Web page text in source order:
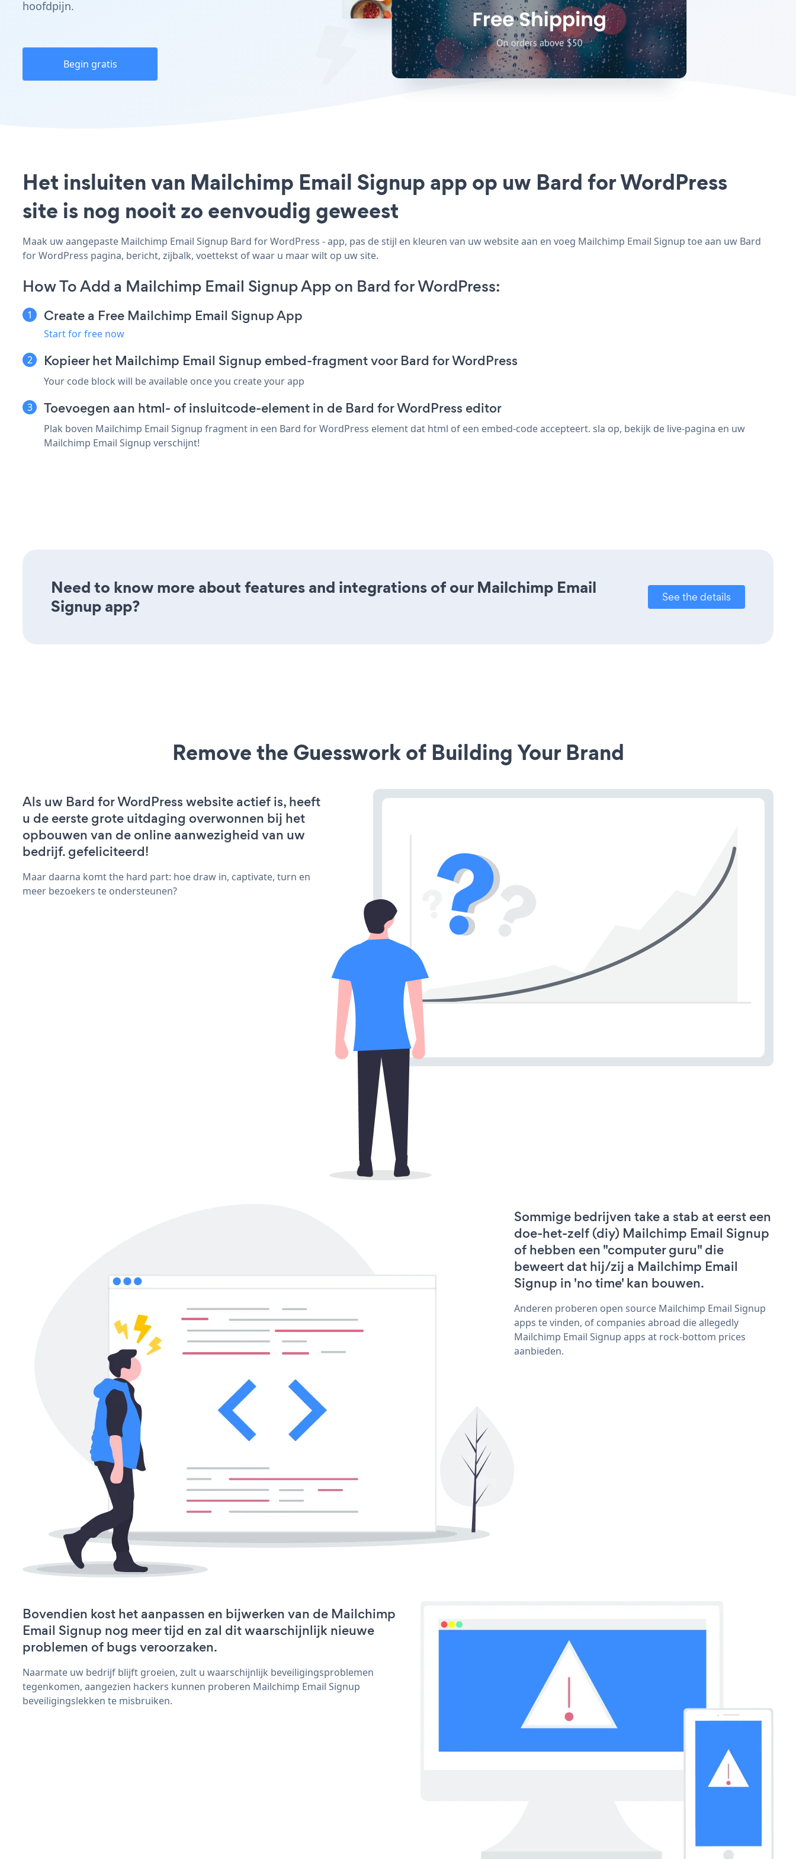
hoofdpijn.
Begin gratis
Het insluiten van Mailchimp Email Signup app op uw Bard for WordPress
site is nog nooit zo eenvoudig geweest
Maak uw aangepaste Mailchimp Email Signup Bard for WordPress - app, pas de stijl en kleuren van uw website aan en voeg Mailchimp Email Signup toe aan uw Bard
for WordPress pagina, bericht, zijbalk, voettekst of waar u maar wilt op uw site.
How To Add a Mailchimp Email Signup App on Bard for WordPress:
Create a Free Mailchimp Email Signup App
Start for free now
Kopieer het Mailchimp Email Signup embed-fragment voor Bard for WordPress
Your code block will be available once you create your app
Toevoegen aan html- of insluitcode-element in de Bard for WordPress editor
Plak boven Mailchimp Email Signup fragment in een Bard for WordPress element dat html of een embed-code accepteert. sla op, bekijk de live-pagina en uw
Mailchimp Email Signup verschijnt!
Need to know more about features and integrations of our Mailchimp Email
Signup app?
See the details
Remove the Guesswork of Building Your Brand
Als uw Bard for WordPress website actief is, heeft
u de eerste grote uitdaging overwonnen bij het
opbouwen van de online aanwezigheid van uw
bedrijf. gefeliciteerd!
Maar daarna komt the hard part: hoe draw in, captivate, turn en
meer bezoekers te ondersteunen?
Sommige bedrijven take a stab at eerst een
doe-het-zelf (diy) Mailchimp Email Signup
of hebben een "computer guru" die
beweert dat hij/zij a Mailchimp Email
Signup in 'no time' kan bouwen.
Anderen proberen open source Mailchimp Email Signup
apps te vinden, of companies abroad die allegedly
Mailchimp Email Signup apps at rock-bottom prices
aanbieden.
Bovendien kost het aanpassen en bijwerken van de Mailchimp
Email Signup nog meer tijd en zal dit waarschijnlijk nieuwe
problemen of bugs veroorzaken.
Naarmate uw bedrijf blijft groeien, zult u waarschijnlijk beveiligingsproblemen
tegenkomen, aangezien hackers kunnen proberen Mailchimp Email Signup
beveiligingslekken te misbruiken.